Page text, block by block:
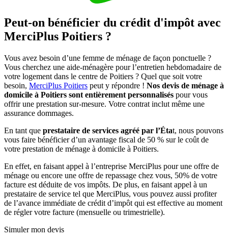
Peut-on bénéficier du crédit d'impôt avec
MerciPlus Poitiers ?
Vous avez besoin d’une femme de ménage de façon ponctuelle ?
Vous cherchez une aide-ménagère pour l’entretien hebdomadaire de
votre logement dans le centre de Poitiers ? Quel que soit votre
besoin, MerciPlus Poitiers peut y répondre ! Nos devis de ménage à
domicile à Poitiers sont entièrement personnalisés pour vous
offrir une prestation sur-mesure. Votre contrat inclut même une
assurance dommages.
En tant que prestataire de services agréé par l’État, nous pouvons
vous faire bénéficier d’un avantage fiscal de 50 % sur le coût de
votre prestation de ménage à domicile à Poitiers.
En effet, en faisant appel à l’entreprise MerciPlus pour une offre de
ménage ou encore une offre de repassage chez vous, 50% de votre
facture est déduite de vos impôts. De plus, en faisant appel à un
prestataire de service tel que MerciPlus, vous pouvez aussi profiter
de l’avance immédiate de crédit d’impôt qui est effective au moment
de régler votre facture (mensuelle ou trimestrielle).
Simuler mon devis